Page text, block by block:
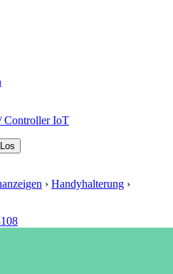
Controller IoT
› Handyhalterung ›